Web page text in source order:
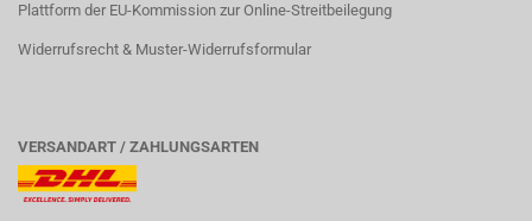
Plattform der EU-Kommission zur Online-Streitbeilegung
Widerrufsrecht & Muster-Widerrufsformular
VERSANDART / ZAHLUNGSARTEN